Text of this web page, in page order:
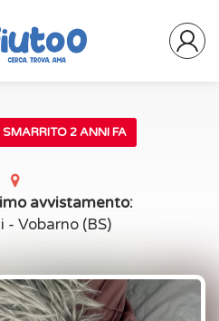
SMARRITO 2 ANNI FA
avvistamento:
- Vobarno (BS)